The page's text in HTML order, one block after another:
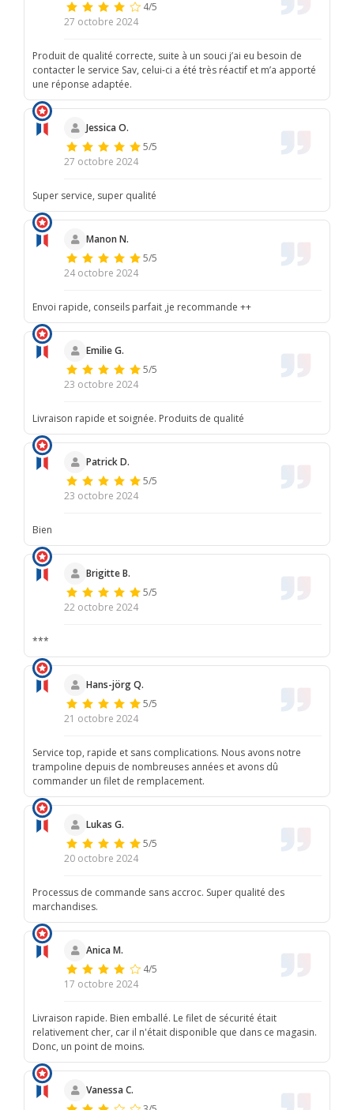
4/5
27 octobre 2024
Produit de qualité correcte, suite à un souci j’ai eu besoin de
contacter le service Sav, celui-ci a été très réactif et m’a apporté
une réponse adaptée.
Jessica O.
5/5
27 octobre 2024
Super service, super qualité
Manon N.
5/5
24 octobre 2024
Envoi rapide, conseils parfait ,je recommande ++
Emilie G.
5/5
23 octobre 2024
Livraison rapide et soignée. Produits de qualité
Patrick D.
5/5
23 octobre 2024
Bien
Brigitte B.
5/5
22 octobre 2024
***
Hans-jörg Q.
5/5
21 octobre 2024
Service top, rapide et sans complications. Nous avons notre
trampoline depuis de nombreuses années et avons dû
commander un filet de remplacement.
Lukas G.
5/5
20 octobre 2024
Processus de commande sans accroc. Super qualité des
marchandises.
Anica M.
4/5
17 octobre 2024
Livraison rapide. Bien emballé. Le filet de sécurité était
relativement cher, car il n'était disponible que dans ce magasin.
Donc, un point de moins.
Vanessa C.